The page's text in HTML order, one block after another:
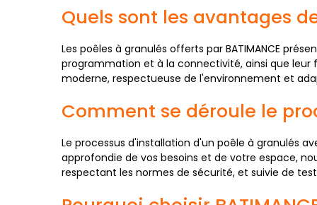
Quels sont les avantages
Les poêles à granulés offerts par BATIMANCE
programmation et à la connectivité, ainsi que leur
moderne, respectueuse de l'environnement et
Comment se déroule le
Le processus d'installation d'un poêle à granulés
approfondie de vos besoins et de votre espace,
respectant les normes de sécurité, et suivie de